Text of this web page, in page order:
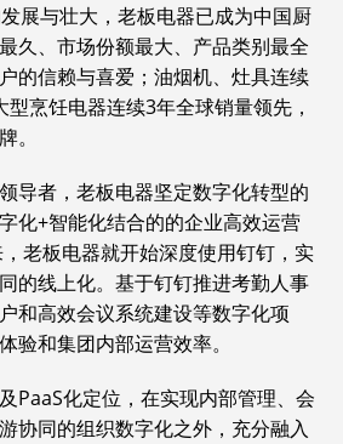
展与壮大，老板电器已成为中国厨
久、市场份额最大、产品类别最全
的信赖与喜爱；油烟机、灶具连续
烹饪电器连续3年全球销量领先，
。
导者，老板电器坚定数字化转型的
化+智能化结合的的企业高效运营
老板电器就开始深度使用钉钉，实
的线上化。基于钉钉推进考勤人事
和高效会议系统建设等数字化项
验和集团内部运营效率。
PaaS化定位，在实现内部管理、会
协同的组织数字化之外，充分融入